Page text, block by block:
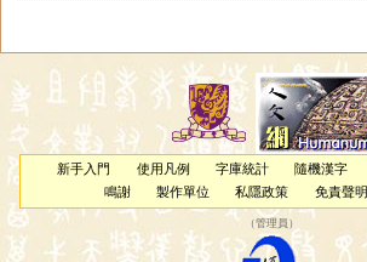
新手入門 使用凡例 字庫統計 隨機漢字
鳴謝
製作單位 私隱政策 免責聲明
（管理員 ）